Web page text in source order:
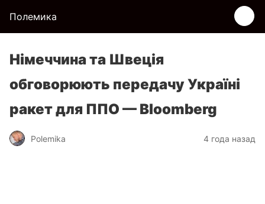
Полемика
Німеччина та Швеція
обговорюють передачу Україні
ракет для ППО — Bloomberg
Polemika 4 года назад